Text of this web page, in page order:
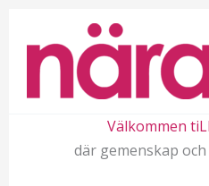
Välkommen
där gemenskap